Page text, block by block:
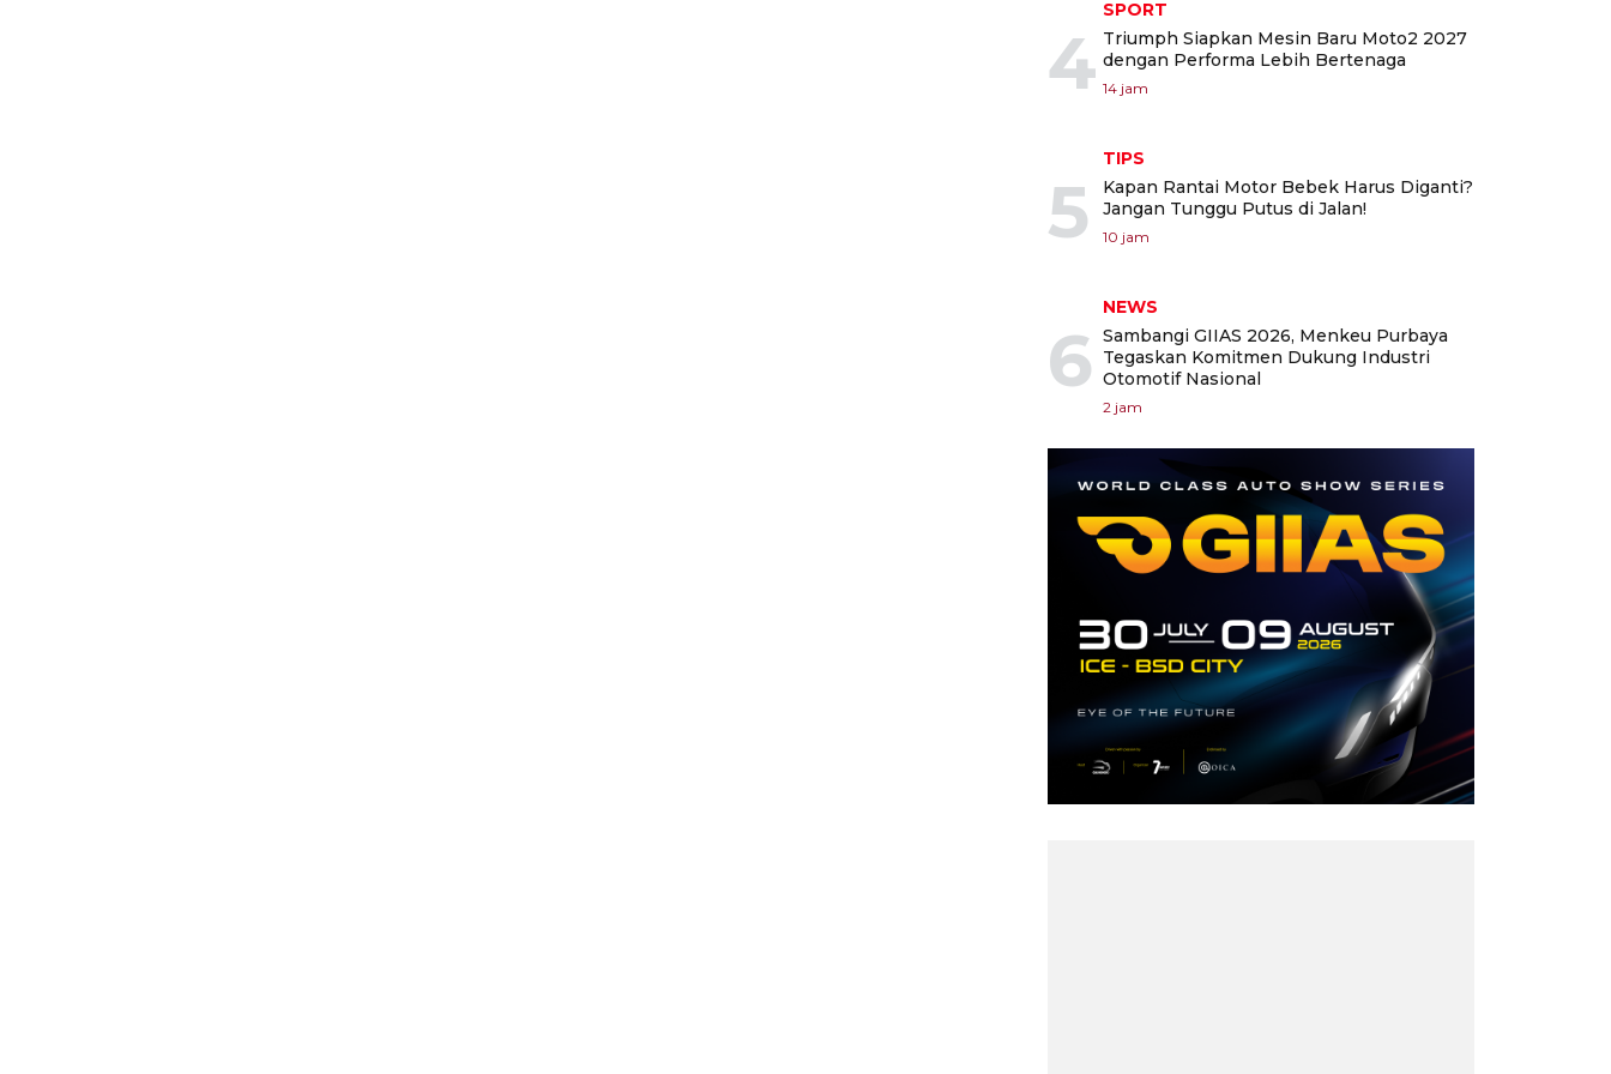
4
SPORT
Triumph Siapkan Mesin Baru Moto2 2027
dengan Performa Lebih Bertenaga
14 jam
5
TIPS
Kapan Rantai Motor Bebek Harus Diganti?
Jangan Tunggu Putus di Jalan!
10 jam
6
NEWS
Sambangi GIIAS 2026, Menkeu Purbaya
Tegaskan Komitmen Dukung Industri
Otomotif Nasional
2 jam